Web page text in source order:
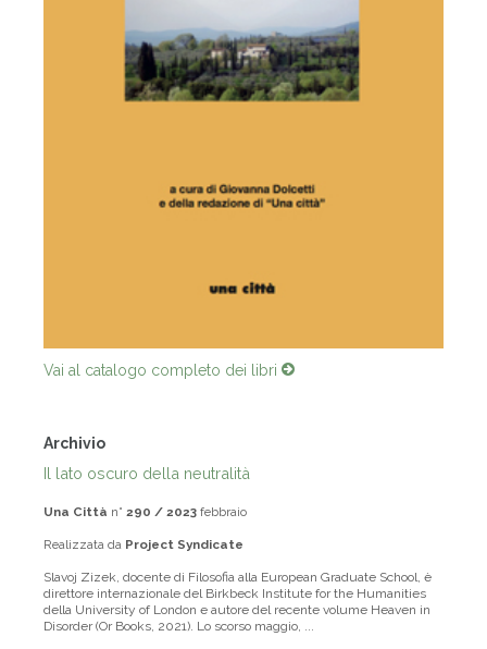
Vai al catalogo completo dei libri
Archivio
Il lato oscuro della neutralità
Una Città n° 290 / 2023 febbraio
Realizzata da Project Syndicate
Slavoj Zizek, docente di Filosofia alla European Graduate School, è
direttore internazionale del Birkbeck Institute for the Humanities
della University of London e autore del recente volume Heaven in
Disorder (Or Books, 2021). Lo scorso maggio, ...